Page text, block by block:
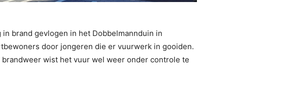
brand gevlogen in het Dobbelmannduin in
door jongeren die er vuurwerk in gooiden.
wist het vuur wel weer onder controle te